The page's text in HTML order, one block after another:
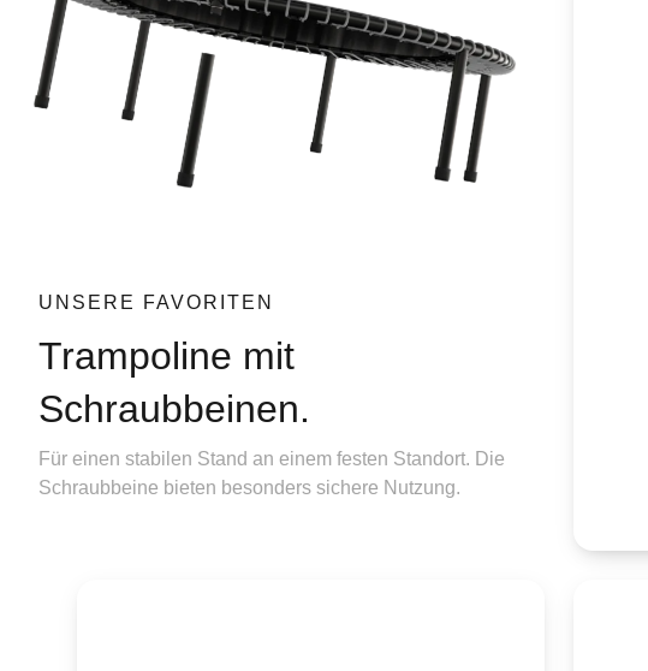
UNSERE FAVORITEN
Trampoline mit
Schraubbeinen.
Für einen stabilen Stand an einem festen Standort. Die
Schraubbeine bieten besonders sichere Nutzung.